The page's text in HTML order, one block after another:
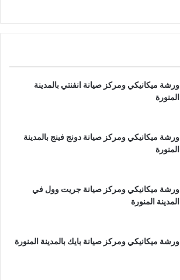
ورشة ميكانيكي ومركز صيانة انفنتي بالمدينة
المنورة
ورشة ميكانيكي ومركز صيانة دونج فينج بالمدينة
المنورة
ورشة ميكانيكي ومركز صيانة جريت وول في
المدينة المنورة
ورشة ميكانيكي ومركز صيانة بايك بالمدينة المنورة